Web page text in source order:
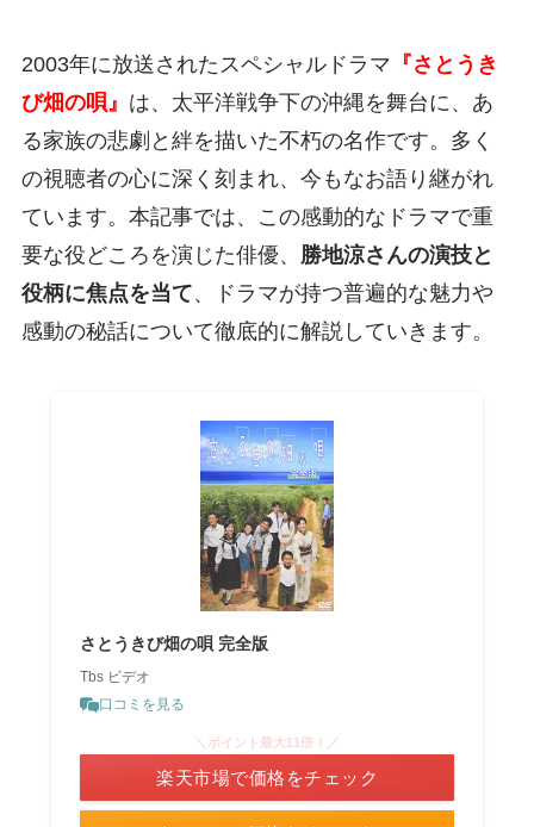
2003年に放送されたスペシャルドラマ 『さとうき
び畑の唄』 は、太平洋戦争下の沖縄を舞台に、あ
る家族の悲劇と絆を描いた不朽の名作です。多く
の視聴者の心に深く刻まれ、今もなお語り継がれ
ています。本記事では、この感動的なドラマで重
要な役どころを演じた俳優、 勝地涼さんの演技と
役柄に焦点を当て、ドラマが持つ普遍的な魅力や
感動の秘話について徹底的に解説していきます。
さとうきび畑の唄 完全版
Tbs ビデオ
口コミを見る
＼ポイント最大11倍！／
楽天市場で価格をチェック